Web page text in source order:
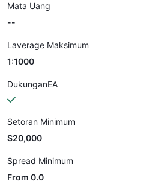
Mata Uang
--
Laverage Maksimum
1:1000
DukunganEA
Setoran Minimum
$20,000
Spread Minimum
From 0.0